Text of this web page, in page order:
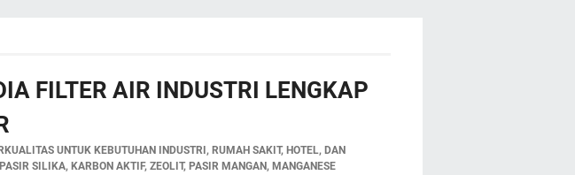
FILTER AIR INDUSTRI LENGKAP
UNTUK KEBUTUHAN INDUSTRI, RUMAH SAKIT, HOTEL, DAN
SILIKA, KARBON AKTIF, ZEOLIT, PASIR MANGAN, MANGANESE